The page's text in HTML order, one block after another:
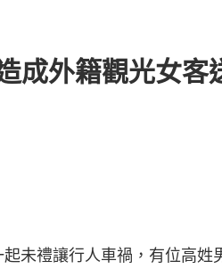
成外籍觀光女客
未禮讓行人車禍，有位高姓